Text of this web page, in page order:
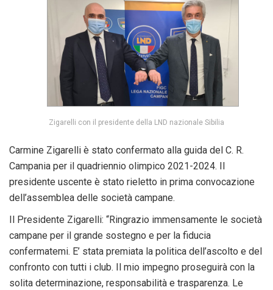
Zigarelli con il presidente della LND nazionale Sibilia
Carmine Zigarelli è stato confermato alla guida del C. R.
Campania per il quadriennio olimpico 2021-2024. Il
presidente uscente è stato rieletto in prima convocazione
dell’assemblea delle società campane.
Il Presidente Zigarelli: “Ringrazio immensamente le società
campane per il grande sostegno e per la fiducia
confermatemi. E’ stata premiata la politica dell’ascolto e del
confronto con tutti i club. Il mio impegno proseguirà con la
solita determinazione, responsabilità e trasparenza. Le